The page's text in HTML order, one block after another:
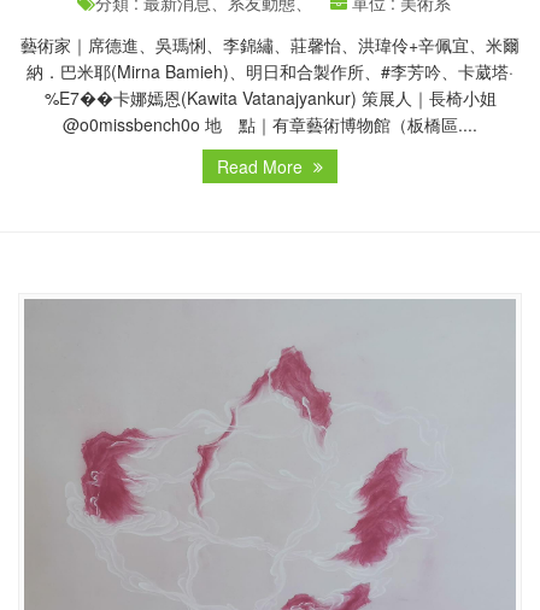
藝術家｜席德進、吳瑪悧、李錦繡、莊馨怡、洪瑋伶+辛佩宜、米爾
納．巴米耶(Mirna Bamieh)、明日和合製作所、#李芳吟、卡葳塔·
%E7��卡娜嫣恩(Kawita Vatanajyankur) 策展人｜長椅小姐
@o0missbench0o 地 點｜有章藝術博物館（板橋區....
Read More